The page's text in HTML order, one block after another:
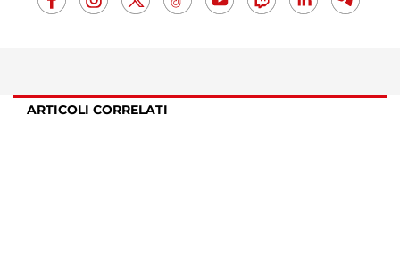
ARTICOLI CORRELATI